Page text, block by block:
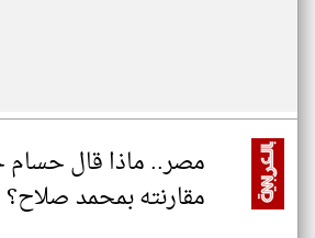
مصر.. ماذا قال
مقارنته بمحمد صلاح؟